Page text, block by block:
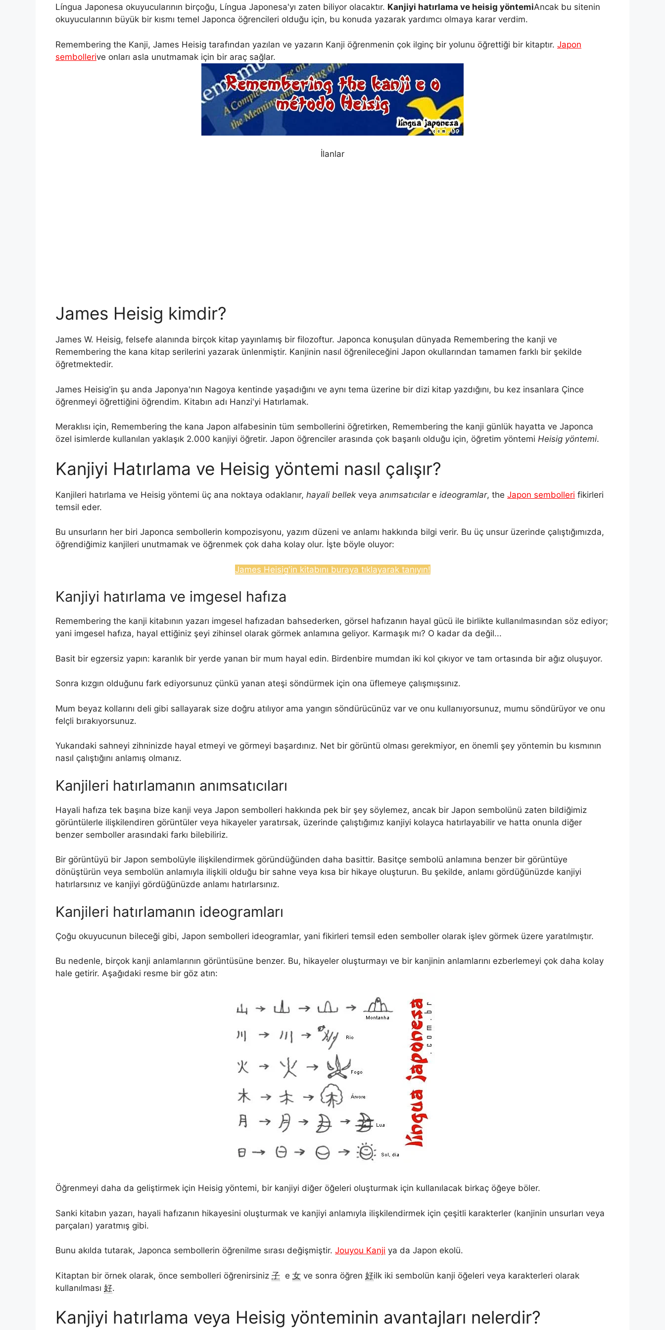
a
s
l
g
n
e
c
b
p
L
a
e
Língua Japonesa okuyucularının birçoğu, Língua Japonesa'yı zaten biliyor olacaktır. Kanjiyi hatırlama ve heisig yöntemiAncak bu sitenin
okuyucularının büyük bir kısmı temel Japonca öğrencileri olduğu için, bu konuda yazarak yardımcı olmaya karar verdim.
Remembering the Kanji, James Heisig tarafından yazılan ve yazarın Kanji öğrenmenin çok ilginç bir yolunu öğrettiği bir kitaptır. Japon
sembollerive onları asla unutmamak için bir araç sağlar.
İlanlar
James Heisig kimdir?
James W. Heisig, felsefe alanında birçok kitap yayınlamış bir filozoftur. Japonca konuşulan dünyada Remembering the kanji ve
Remembering the kana kitap serilerini yazarak ünlenmiştir. Kanjinin nasıl öğrenileceğini Japon okullarından tamamen farklı bir şekilde
öğretmektedir.
James Heisig'in şu anda Japonya'nın Nagoya kentinde yaşadığını ve aynı tema üzerine bir dizi kitap yazdığını, bu kez insanlara Çince
öğrenmeyi öğrettiğini öğrendim. Kitabın adı Hanzi'yi Hatırlamak.
Meraklısı için, Remembering the kana Japon alfabesinin tüm sembollerini öğretirken, Remembering the kanji günlük hayatta ve Japonca
özel isimlerde kullanılan yaklaşık 2.000 kanjiyi öğretir. Japon öğrenciler arasında çok başarılı olduğu için, öğretim yöntemi Heisig yöntemi.
Kanjiyi Hatırlama ve Heisig yöntemi nasıl çalışır?
Kanjileri hatırlama ve Heisig yöntemi üç ana noktaya odaklanır, hayali bellek veya anımsatıcılare ideogramlar, the Japon sembolleri fikirleri
temsil eder.
Bu unsurların her biri Japonca sembollerin kompozisyonu, yazım düzeni ve anlamı hakkında bilgi verir. Bu üç unsur üzerinde çalıştığımızda,
öğrendiğimiz kanjileri unutmamak ve öğrenmek çok daha kolay olur. İşte böyle oluyor:
James Heisig'in kitabını buraya tıklayarak tanıyın!
Kanjiyi hatırlama ve imgesel hafıza
Remembering the kanji kitabının yazarı imgesel hafızadan bahsederken, görsel hafızanın hayal gücü ile birlikte kullanılmasından söz ediyor;
yani imgesel hafıza, hayal ettiğiniz şeyi zihinsel olarak görmek anlamına geliyor. Karmaşık mı? O kadar da değil...
Basit bir egzersiz yapın: karanlık bir yerde yanan bir mum hayal edin. Birdenbire mumdan iki kol çıkıyor ve tam ortasında bir ağız oluşuyor.
Sonra kızgın olduğunu fark ediyorsunuz çünkü yanan ateşi söndürmek için ona üflemeye çalışmışsınız.
Mum beyaz kollarını deli gibi sallayarak size doğru atılıyor ama yangın söndürücünüz var ve onu kullanıyorsunuz, mumu söndürüyor ve onu
felçli bırakıyorsunuz.
Yukarıdaki sahneyi zihninizde hayal etmeyi ve görmeyi başardınız. Net bir görüntü olması gerekmiyor, en önemli şey yöntemin bu kısmının
nasıl çalıştığını anlamış olmanız.
Kanjileri hatırlamanın anımsatıcıları
Hayali hafıza tek başına bize kanji veya Japon sembolleri hakkında pek bir şey söylemez, ancak bir Japon sembolünü zaten bildiğimiz
görüntülerle ilişkilendiren görüntüler veya hikayeler yaratırsak, üzerinde çalıştığımız kanjiyi kolayca hatırlayabilir ve hatta onunla diğer
benzer semboller arasındaki farkı bilebiliriz.
Bir görüntüyü bir Japon sembolüyle ilişkilendirmek göründüğünden daha basittir. Basitçe sembolü anlamına benzer bir görüntüye
dönüştürün veya sembolün anlamıyla ilişkili olduğu bir sahne veya kısa bir hikaye oluşturun. Bu şekilde, anlamı gördüğünüzde kanjiyi
hatırlarsınız ve kanjiyi gördüğünüzde anlamı hatırlarsınız.
Kanjileri hatırlamanın ideogramları
Çoğu okuyucunun bileceği gibi, Japon sembolleri ideogramlar, yani fikirleri temsil eden semboller olarak işlev görmek üzere yaratılmıştır.
Bu nedenle, birçok kanji anlamlarının görüntüsüne benzer. Bu, hikayeler oluşturmayı ve bir kanjinin anlamlarını ezberlemeyi çok daha kolay
hale getirir. Aşağıdaki resme bir göz atın:
Öğrenmeyi daha da geliştirmek için Heisig yöntemi, bir kanjiyi diğer öğeleri oluşturmak için kullanılacak birkaç öğeye böler.
Sanki kitabın yazarı, hayali hafızanın hikayesini oluşturmak ve kanjiyi anlamıyla ilişkilendirmek için çeşitli karakterler (kanjinin unsurları veya
parçaları) yaratmış gibi.
Bunu akılda tutarak, Japonca sembollerin öğrenilme sırası değişmiştir. Jouyou Kanji ya da Japon ekolü.
Kitaptan bir örnek olarak, önce sembolleri öğrenirsiniz 子 e 女 ve sonra öğren 好ilk iki sembolün kanji öğeleri veya karakterleri olarak
kullanılması 好.
Kanjiyi hatırlama veya Heisig yönteminin avantajları nelerdir?